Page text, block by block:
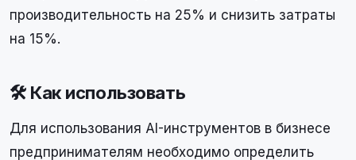
производительность на 25% и снизить затраты
на 15%.
🛠 Как использовать
Для использования AI-инструментов в бизнесе
предпринимателям необходимо определить